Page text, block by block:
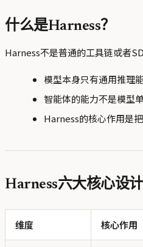
什么是Harness？
Harness不是普通的工具链或者
模型本身只有通用推理
智能体的能力不是模型
Harness的核心作用是
Harness六大核心设
维度 核心作用